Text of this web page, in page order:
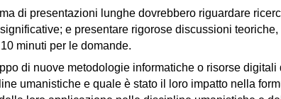
di presentazioni lunghe dovrebbero riguardare
e presentare rigorose discussioni
minuti per le domande.
di nuove metodologie informatiche o risorse
umanistiche e quale è stato il loro impatto nella